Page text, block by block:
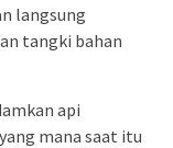
langsung
tangki bahan
api
mana saat itu